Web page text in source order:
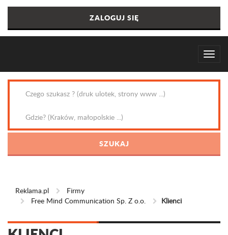
Reklama.pl
Firmy
Free Mind Communication Sp. Z o.o.
Klienci